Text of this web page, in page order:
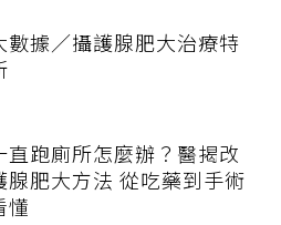
數據／攝護腺肥大治療特
直跑廁所怎麼辦？醫揭改
腺肥大方法 從吃藥到手術
懂